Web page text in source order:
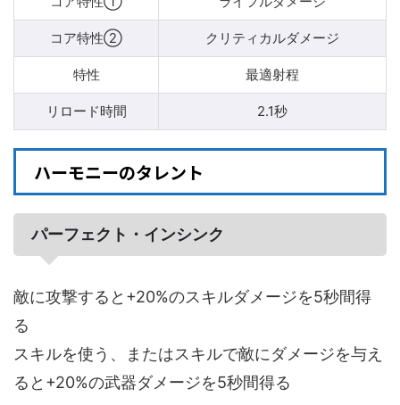
コア特性② クリティカルダメージ
特性 最適射程
リロード時間 2.1秒
ハーモニーのタレント
パーフェクト・インシンク
敵に攻撃すると+20%のスキルダメージを5秒間得
る
スキルを使う、またはスキルで敵にダメージを与え
ると+20%の武器ダメージを5秒間得る